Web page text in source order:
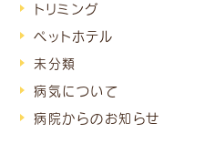
トリミング
ペットホテル
未分類
病気について
病院からのお知らせ